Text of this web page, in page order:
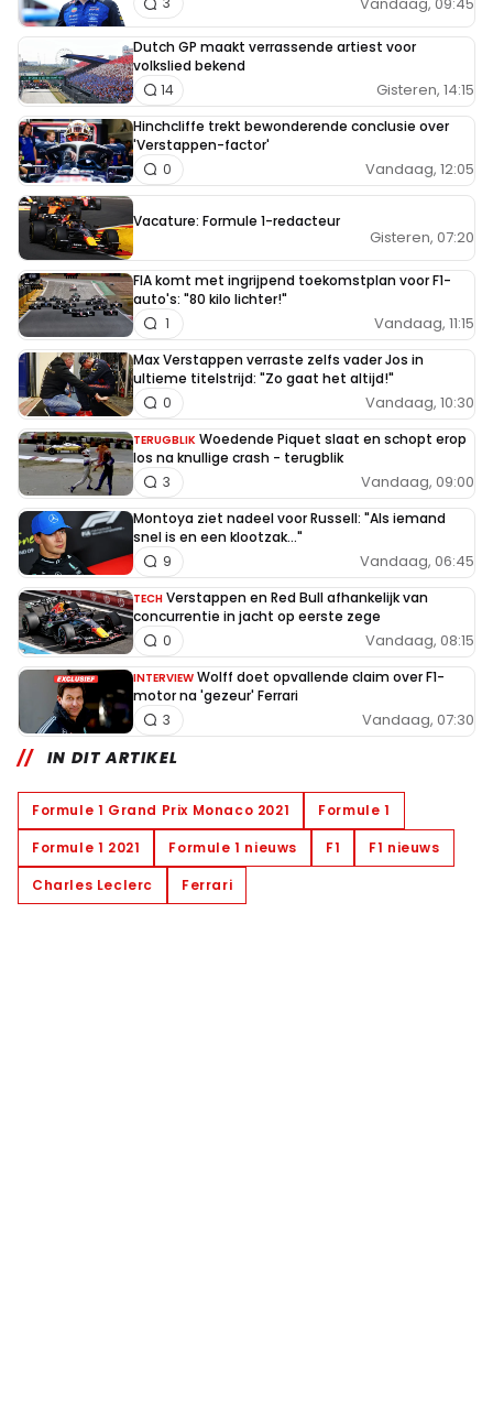
Dutch GP maakt verrassende artiest voor
volkslied bekend
Gisteren, 14:15
14
Hinchcliffe trekt bewonderende conclusie over
'Verstappen-factor'
Vandaag, 12:05
0
Vacature: Formule 1-redacteur
Gisteren, 07:20
FIA komt met ingrijpend toekomstplan voor F1-
auto's: "80 kilo lichter!"
Vandaag, 11:15
1
Max Verstappen verraste zelfs vader Jos in
ultieme titelstrijd: "Zo gaat het altijd!"
Vandaag, 10:30
0
TERUGBLIK Woedende Piquet slaat en schopt erop
los na knullige crash - terugblik
Vandaag, 09:00
3
Montoya ziet nadeel voor Russell: "Als iemand
snel is en een klootzak..."
Vandaag, 06:45
9
TECH Verstappen en Red Bull afhankelijk van
concurrentie in jacht op eerste zege
Vandaag, 08:15
0
INTERVIEW Wolff doet opvallende claim over F1-
motor na 'gezeur' Ferrari
Vandaag, 07:30
3
IN DIT ARTIKEL
Formule 1 Grand Prix Monaco 2021
Formule 1
Formule 1 2021
Formule 1 nieuws F1
F1 nieuws
Charles Leclerc
Ferrari